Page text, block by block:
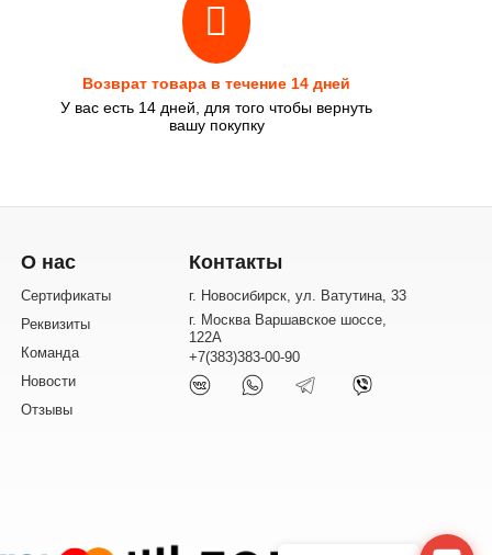
Возврат товара в течение 14 дней
У вас есть 14 дней, для того чтобы вернуть
вашу покупку
О нас
Сертификаты
Реквизиты
Команда
Новости
Отзывы
Контакты
г. Новосибирск, ул. Ватутина, 33
г. Москва Варшавское шоссе,
122А
+7(383)383-00-90